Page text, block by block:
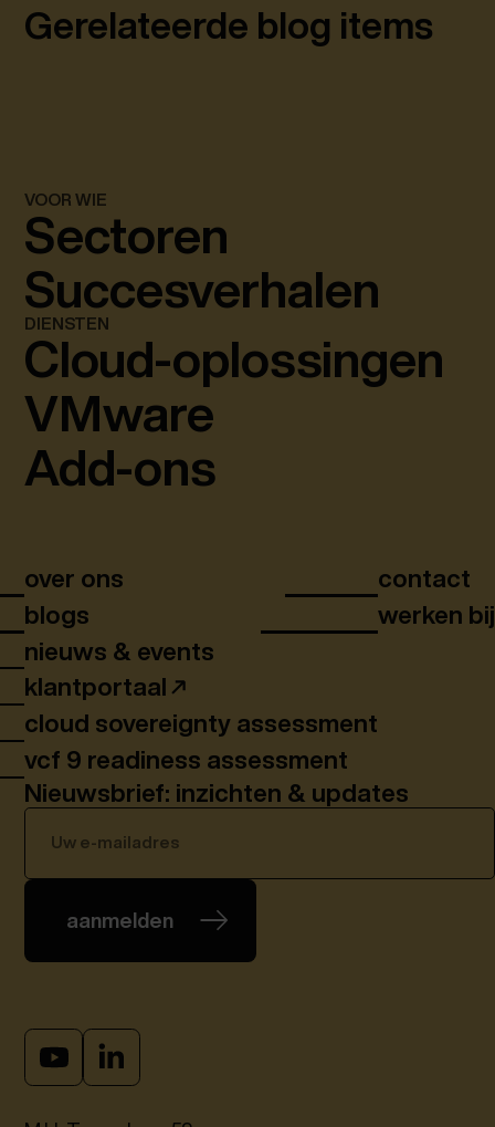
Gerelateerde blog items
VOOR WIE
Sectoren
Succesverhalen
DIENSTEN
Cloud-oplossingen
VMware
Add-ons
over ons
blogs
nieuws & events
klantportaal
cloud sovereignty assessment
vcf 9 readiness assessment
contact
werken bij
Nieuwsbrief: inzichten & updates
aanmelden